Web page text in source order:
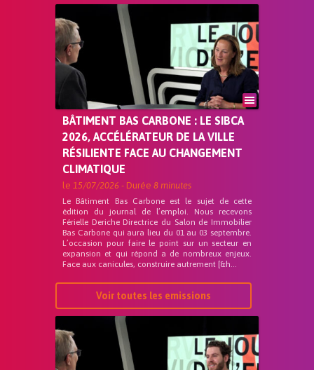
BÂTIMENT BAS CARBONE : LE SIBCA
2026, ACCÉLÉRATEUR DE LA VILLE
RÉSILIENTE FACE AU CHANGEMENT
CLIMATIQUE
le 15/07/2026 - Durée 8 minutes
Le Bâtiment Bas Carbone est le sujet de cette
édition du journal de l’emploi. Nous recevons
Férielle Deriche Directrice du Salon de Immobilier
Bas Carbone qui aura lieu du 01 au 03 septembre.
L’occasion pour faire le point sur un secteur en
expansion et qui répond a de nombreux enjeux.
Face aux canicules, construire autrement [&h...
Voir toutes les emissions